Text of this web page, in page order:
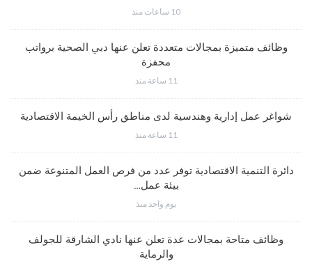
10 ساعات منذ
وظائف متميزة بمجالات متعددة تعلن عنها دبي الصحية برواتب
محفزة
11 ساعة منذ
شواغر عمل إدارية وهندسية لدى مناطق رأس الخيمة الاقتصادية
11 ساعة منذ
دائرة التنمية الاقتصادية توفر عدد من فرص العمل المتنوعة ضمن
بيئة عمل…
يوم واحد منذ
وظائف متاحة بمجالات عدة تعلن عنها نادي الشارقة للجولف
والرماية